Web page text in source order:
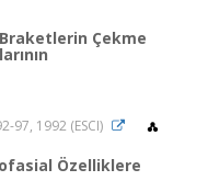
Çekme
97, 1992 (ESCI)
Özelliklere